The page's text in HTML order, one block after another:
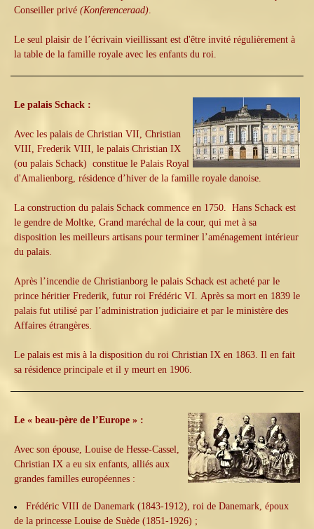
Conseiller privé (Konferenceraad).
Le seul plaisir de l’écrivain vieillissant est d'être invité régulièrement à
la table de la famille royale avec les enfants du roi.
Le palais Schack :
Avec les palais de Christian VII, Christian
VIII, Frederik VIII, le palais Christian IX
(ou palais Schack) constitue le Palais Royal
d'Amalienborg, résidence d’hiver de la famille royale danoise.
La construction du palais Schack commence en 1750. Hans Schack est
le gendre de Moltke, Grand maréchal de la cour, qui met à sa
disposition les meilleurs artisans pour terminer l’aménagement intérieur
du palais.
Après l’incendie de Christianborg le palais Schack est acheté par le
prince héritier Frederik, futur roi Frédéric VI. Après sa mort en 1839 le
palais fut utilisé par l’administration judiciaire et par le ministère des
Affaires étrangères.
Le palais est mis à la disposition du roi Christian IX en 1863. Il en fait
sa résidence principale et il y meurt en 1906.
Le « beau-père de l’Europe » :
Avec son épouse, Louise de Hesse-Cassel,
Christian IX a eu six enfants, alliés aux
grandes familles européennes :
Frédéric VIII de Danemark (1843-1912), roi de Danemark, époux
de la princesse Louise de Suède (1851-1926) ;